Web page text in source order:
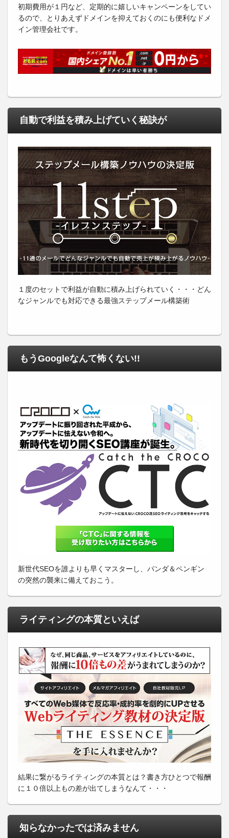
初期費用が１円など、定期的に嬉しいキャンペーンをしてい
るので、とりあえずドメインを抑えておくのにも便利なドメ
イン管理会社です。
自動で利益を積み上げていく秘訣が
１度のセットで利益が自動に積み上げられていく・・・どん
なジャンルでも対応できる最強ステップメール構築術
もうGoogleなんて怖くない!!
新世代SEOを誰よりも早くマスターし、パンダ＆ペンギン
の突然の襲来に備えておこう。
ライティングの本質といえば
結果に繋がるライティングの本質とは？書き方ひとつで報酬
に１０倍以上もの差が出てしまうなんて・・・
知らなかったでは済みません